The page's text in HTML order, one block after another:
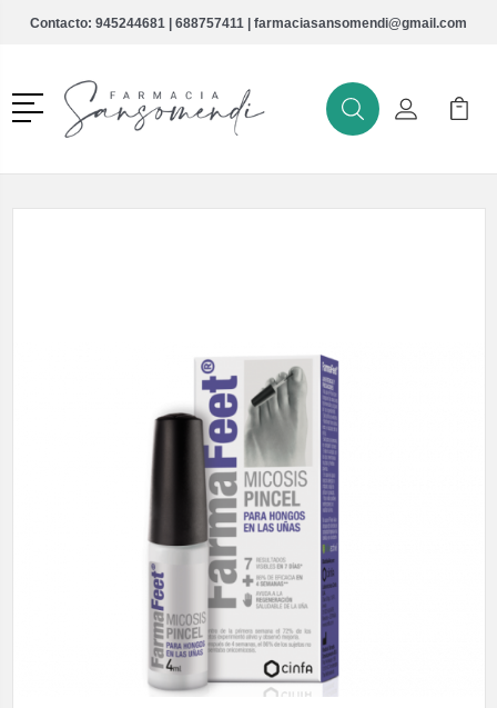
Contacto: 945244681 | 688757411 | farmaciasansomendi@gmail.com
Menú
BuscarMi Cuenta
Mi